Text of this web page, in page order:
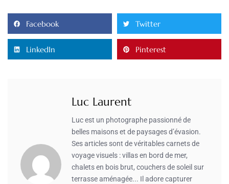
Facebook Twitter
LinkedIn Pinterest
Luc Laurent
Luc est un photographe passionné de
belles maisons et de paysages d’évasion.
Ses articles sont de véritables carnets de
voyage visuels : villas en bord de mer,
chalets en bois brut, couchers de soleil sur
terrasse aménagée... Il adore capturer